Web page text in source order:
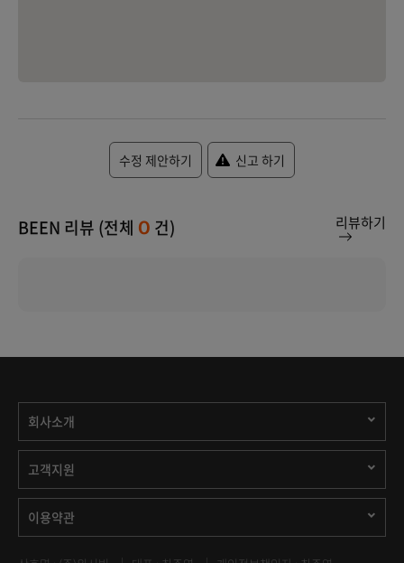
수정 제안하기 신고 하기
BEEN 리뷰 (전체 0 건) 리뷰하기
회사소개
고객지원
이용약관